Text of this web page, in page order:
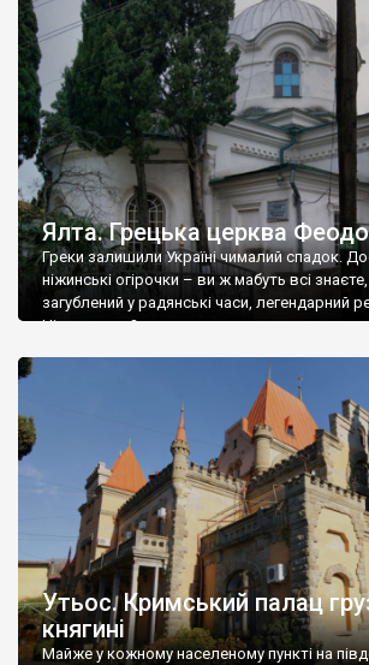
Ялта. Грецька церква
Греки залишили Україні чималий спадок.
ніжинські огірочки – ви ж мабуть всі
загублений у радянські часи, легендарний
Ніжин греки?
Утьос. Кримський палац
княгині
Майже у кожному населеному пункті на